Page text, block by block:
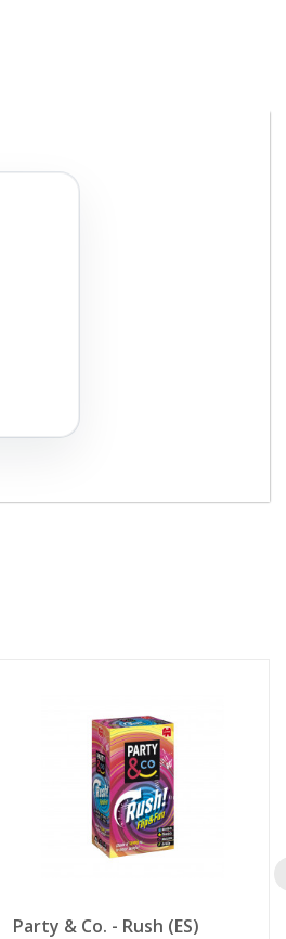
Party & Co. - Rush (ES)